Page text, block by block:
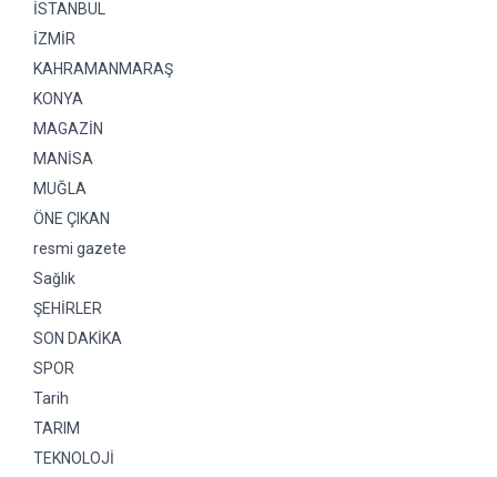
İSTANBUL
İZMİR
KAHRAMANMARAŞ
KONYA
MAGAZİN
MANİSA
MUĞLA
ÖNE ÇIKAN
resmi gazete
Sağlık
ŞEHİRLER
SON DAKİKA
SPOR
Tarih
TARIM
TEKNOLOJİ